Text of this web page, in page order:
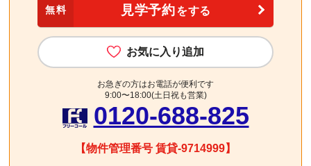
無料 見学予約をする
お気に入り追加
お急ぎの方はお電話が便利です
9:00〜18:00(土日祝も営業)
0120-688-825
【物件管理番号 賃貸-9714999】